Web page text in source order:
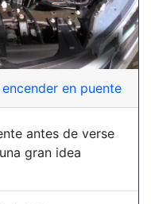
en puente
antes de verse
gran idea